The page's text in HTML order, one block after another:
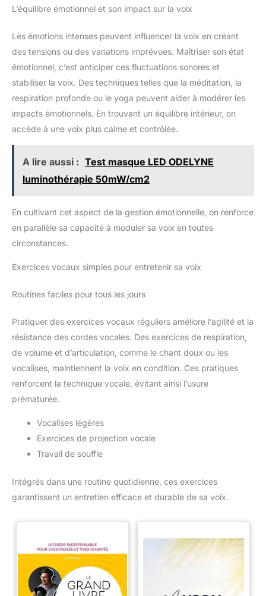
L’équilibre émotionnel et son impact sur la voix
Les émotions intenses peuvent influencer la voix en créant
des tensions ou des variations imprévues. Maîtriser son état
émotionnel, c’est anticiper ces fluctuations sonores et
stabiliser la voix. Des techniques telles que la méditation, la
respiration profonde ou le yoga peuvent aider à modérer les
impacts émotionnels. En trouvant un équilibre intérieur, on
accède à une voix plus calme et contrôlée.
A lire aussi : Test masque LED ODELYNE
luminothérapie 50mW/cm2
En cultivant cet aspect de la gestion émotionnelle, on renforce
en parallèle sa capacité à moduler sa voix en toutes
circonstances.
Exercices vocaux simples pour entretenir sa voix
Routines faciles pour tous les jours
Pratiquer des exercices vocaux réguliers améliore l’agilité et la
résistance des cordes vocales. Des exercices de respiration,
de volume et d’articulation, comme le chant doux ou les
vocalises, maintiennent la voix en condition. Ces pratiques
renforcent la technique vocale, évitant ainsi l’usure
prématurée.
Vocalises légères
Exercices de projection vocale
Travail de souffle
Intégrés dans une routine quotidienne, ces exercices
garantissent un entretien efficace et durable de sa voix.